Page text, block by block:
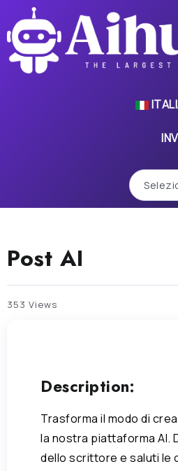
Post AI
353 Views
Description:
Trasforma il modo di
la nostra piattaforma AI.
dello scrittore e saluti le